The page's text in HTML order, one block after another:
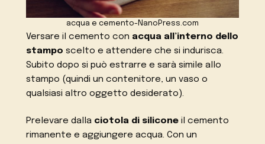
acqua e cemento-NanoPress.com
Versare il cemento con acqua all’interno dello
stampo scelto e attendere che si indurisca.
Subito dopo si può estrarre e sarà simile allo
stampo (quindi un contenitore, un vaso o
qualsiasi altro oggetto desiderato).
Prelevare dalla ciotola di silicone il cemento
rimanente e aggiungere acqua. Con un